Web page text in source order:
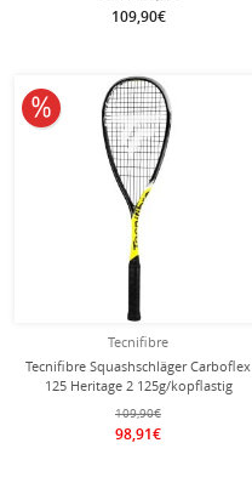
109,90€
Tecnifibre
Tecnifibre Squashschläger Carboflex
125 Heritage 2 125g/kopflastig
schwarz/gelb - besaitet -
109,90€
98,91€
10% reduziert